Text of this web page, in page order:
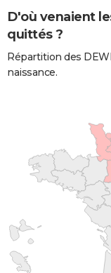
D'où venaient
quittés ?
Répartition des
naissance.